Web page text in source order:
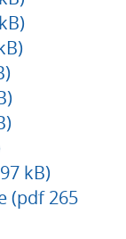
kB)
(pdf 265